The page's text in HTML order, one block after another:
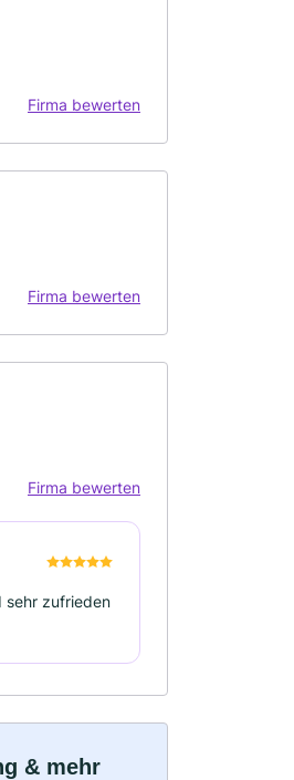
Firma bewerten
Firma bewerten
Firma bewerten
sehr zufrieden
& mehr